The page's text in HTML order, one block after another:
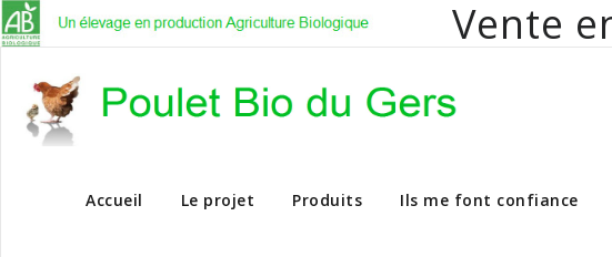
Vente
Vente en direct de
Accueil Le projet Produits Ils me font confiance